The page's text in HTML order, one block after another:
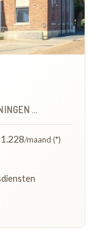
OP
/maand (*)